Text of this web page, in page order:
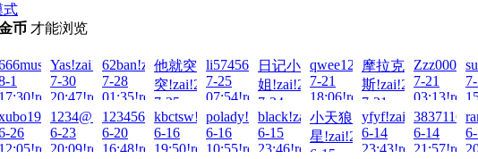
式
币 才能浏览
1
17:30!read!
Yas!zai!2026-
7-30
20:47!read!
62ban!zai!2026-
7-28
01:35!read!
他就突
突!zai!2026-
7-25
11:32!read!
li574567120!zai!2026-
7-25
07:54!read!
日记小
姐!zai!2026-
7-24
21:49!read!
qwee123456789!zai!2026-
7-21
18:06!read!
摩拉克
斯!zai!2026-
7-21
13:39!read!
7-21
03:13!read!
26
12:05!read!
1234@56!zai!2026-
6-23
20:09!read!
123456Q!zai!2026-
6-20
16:48!read!
kbctsw!zai!2026-
6-16
19:50!read!
polady!zai!2026-
6-16
10:55!read!
black!zai!2026-
6-15
23:46!read!
小天狼
星!zai!2026-
6-15
yfyf!zai!2026-
6-14
23:43!read!
6-14
21:57!read!